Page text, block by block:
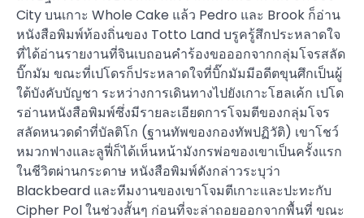
City บนเกาะ Whole Cake แล้ว Pedro และ Brook ก็อ่าน
หนังสือพิมพ์ท้องถิ่นของ Totto Land บรูครู้สึกประหลาดใจ
ที่ได้อ่านรายงานที่จินเบถอนคำร้องขอออกจากกลุ่มโจรสลัด
บิ๊กมัม ขณะที่เปโดรก็ประหลาดใจที่บิ๊กมัมมีอดีตขุนศึกเป็นผู้
ใต้บังคับบัญชา ระหว่างการเดินทางไปยังเกาะโฮลเค้ก เปโด
รอ่านหนังสือพิมพ์ซึ่งมีรายละเอียดการโจมตีของกลุ่มโจร
สลัดหนวดดำที่บัลติโก (ฐานทัพของกองทัพปฏิวัติ) เขาโชว์
หมวกฟางและลูฟี่ก็ได้เห็นหน้ามังกรพ่อของเขาเป็นครั้งแรก
ในชีวิตผ่านกระดาษ หนังสือพิมพ์ดังกล่าวระบุว่า
Blackbeard และทีมงานของเขาโจมตีเกาะและปะทะกับ
Cipher Pol ในช่วงสั้นๆ ก่อนที่จะล่าถอยออกจากพื้นที่ ขณะ